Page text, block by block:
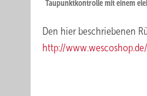
Taupunktkontrolle mit einem
Den hier beschriebenen
http://